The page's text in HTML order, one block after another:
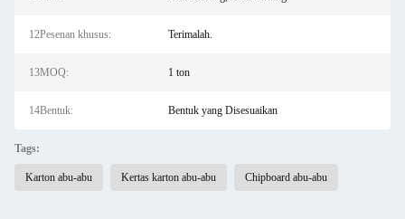
12Pesenan khusus: Terimalah.
13MOQ: 1 ton
14Bentuk: Bentuk yang Disesuaikan
Tags:
Karton abu-abu Kertas karton abu-abu Chipboard abu-abu